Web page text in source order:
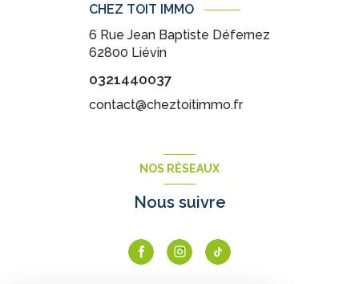
CHEZ TOIT IMMO
6 Rue Jean Baptiste Défernez
62800 Liévin
0321440037
contact@cheztoitimmo.fr
NOS RÉSEAUX
Nous suivre